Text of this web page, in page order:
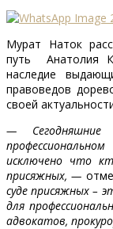
Мурат Наток
путь Анатолия
наследие
правоведов
своей
—
исключено что
присяжных, —
суде присяжных –
для
адвокатов,